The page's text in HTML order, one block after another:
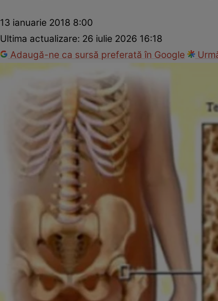
13 ianuarie 2018 8:00
Ultima actualizare: 26 iulie 2026 16:18
Adaugă-ne ca sursă preferată în Google